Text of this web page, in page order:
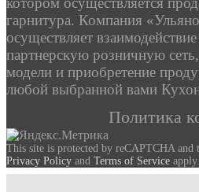
гарнитура. Компания
осуществляет
партнерскую розничную
модели и приобретение
любой выбранной вами
Политика
This site is protected by reCAPTCHA and
Privacy Policy and Terms of Service apply.